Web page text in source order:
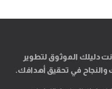
نت دليلك الموثوق لتطوير
في تحقيق أهدافك.